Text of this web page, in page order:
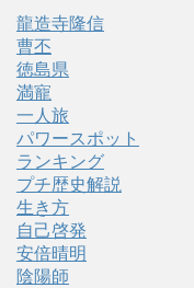
龍造寺隆信
曹丕
徳島県
満寵
一人旅
パワースポット
ランキング
プチ歴史解説
生き方
自己啓発
安倍晴明
陰陽師